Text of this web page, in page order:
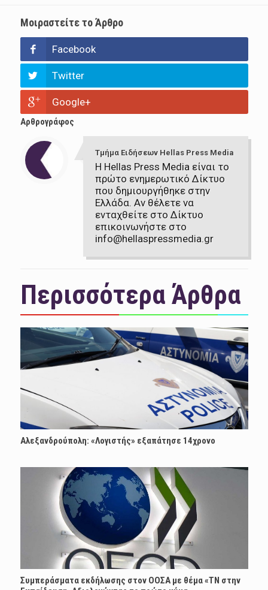
Μοιραστείτε το Άρθρο
Facebook
Twitter
Google+
Αρθρογράφος
Τμήμα Ειδήσεων Hellas Press Media
Η Hellas Press Media είναι το
πρώτο ενημερωτικό Δίκτυο
που δημιουργήθηκε στην
Ελλάδα. Αν θέλετε να
ενταχθείτε στο Δίκτυο
επικοινωνήστε στο
info@hellaspressmedia.gr
Περισσότερα Άρθρα
Αλεξανδρούπολη: «Λογιστής» εξαπάτησε 14χρονο
Συμπεράσματα εκδήλωσης στον ΟΟΣΑ με θέμα «ΤΝ στην